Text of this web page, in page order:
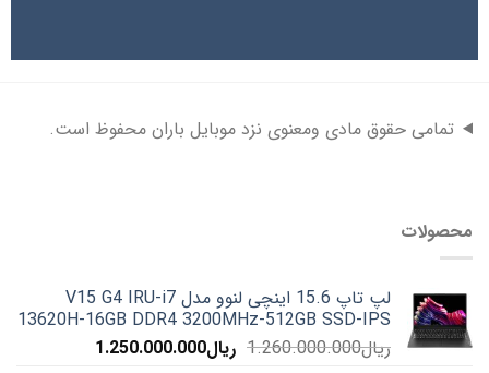
تمامی حقوق مادی ومعنوی نزد موبایل باران محفوظ است.
محصولات
لپ تاپ 15.6 اینچی لنوو مدل V15 G4 IRU-i7
13620H-16GB DDR4 3200MHz-512GB SSD-IPS
ریال1.260.000.000 قیمت
ریال1.250.000.000قیمت